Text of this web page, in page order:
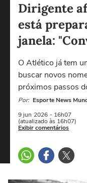
Dirigente
está
janela:
O Atlético já tem
buscar novos
próximos passos
Por: Esporte News
9 jun 2026 - 16h07
(atualizado às 16h07)
Exibir comentários